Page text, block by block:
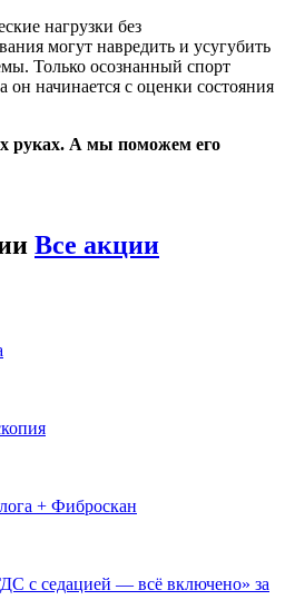
нагрузки без
могут навредить и усугубить
Только осознанный спорт
он начинается с оценки состояния
руках. А мы поможем его
Все акции
+ Фиброскан
с седацией — всё включено» за